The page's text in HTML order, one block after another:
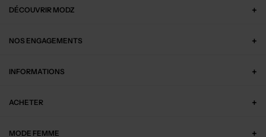
DÉCOUVRIR MODZ
NOS ENGAGEMENTS
INFORMATIONS
ACHETER
MODE FEMME